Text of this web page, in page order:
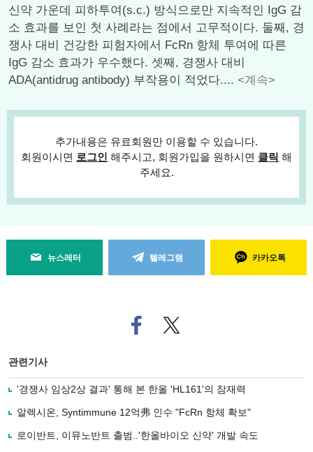
신약 가운데 피하투여(s.c.) 방식으로만 지속적인 IgG 감
소 효과를 보인 첫 사례라는 점에서 고무적이다. 둘째, 경
쟁사 대비 건강한 피험자에서 FcRn 항체 투여에 따른
IgG 감소 효과가 우수했다. 셋째, 경쟁사 대비
ADA(antidrug antibody) 부작용이 적었다.... <계속>
추가내용은 유료회원만 이용할 수 있습니다.
회원이시면 로그인 해주시고, 회원가입을 원하시면 클릭 해
주세요.
뉴스레터 텔레그램 카카오톡
페
이
로
기
사
유
트위
터로
관련기사
'경쟁사 임상2상 결과' 통해 본 한올 'HL161'의 잠재력
알렉시온, Syntimmune 12억弗 인수 "FcRn 항체 확보"
로이반트, 이뮤노반트 출범..'한올바이오 신약' 개발 속도